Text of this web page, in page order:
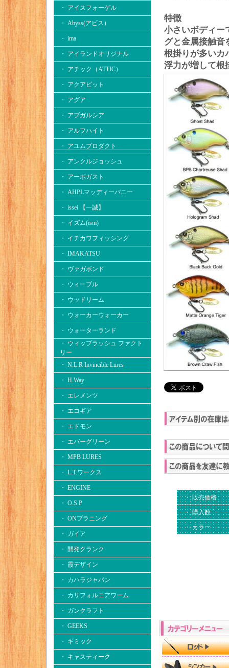
・ アイスフォーゲル
・ Abyss(アビス）
・ ima
・ アイランドオリジナル
・ アチック（ATTIC）
・ アクアビット
・ アグア
・ アブガルシア
・ アルフハイト
・ アユムプロダクト
・ アンクルジョッシュ
・ アーボガスト
・ AHPLマッディーバニー
・ issei 【一誠】
・ イズム(ism)
・ イチカワフィッシング
・ IMAKATSU
・ ヴァガボンド
・ ウィーブル
・ ウッドリーム
・ ウォーカーウォーカー
・ ウォーターランド
・ ウィップラッシュ ファクト
リー
・ N.L.R Invincible Lures
・ H.Way
・ エレメンツ
・ エコギア
・ エドモン
・ エバーグリーン
・ MPB LURES
・ L.T.ワークス
・ ENGINE
・ O.S.P
・ ONプラニング
・ ガイア
・ 開発クランク
・ 霞デザイン
・ カハラジャパン
・ カリフォルニアワーム
・ ガンクラフト
・ GEEKS
・ ギミック
・ キャスティーク
​特徴
小さいボディー
グと金属接触音
根掛りが多いカ
浮力が増して根
・ 販売価格
・ 購入数
・ カラー